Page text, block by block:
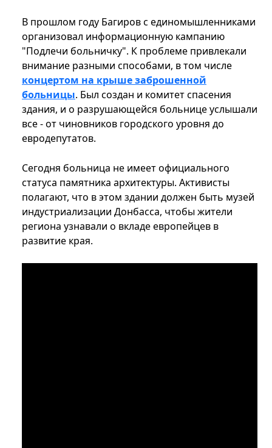
В прошлом году Багиров с единомышленниками
организовал информационную кампанию
"Подлечи больничку". К проблеме привлекали
внимание разными способами, в том числе
концертом на крыше заброшенной
больницы. Был создан и комитет спасения
здания, и о разрушающейся больнице услышали
все - от чиновников городского уровня до
евродепутатов.
Сегодня больница не имеет официального
статуса памятника архитектуры. Активисты
полагают, что в этом здании должен быть музей
индустриализации Донбасса, чтобы жители
региона узнавали о вкладе европейцев в
развитие края.